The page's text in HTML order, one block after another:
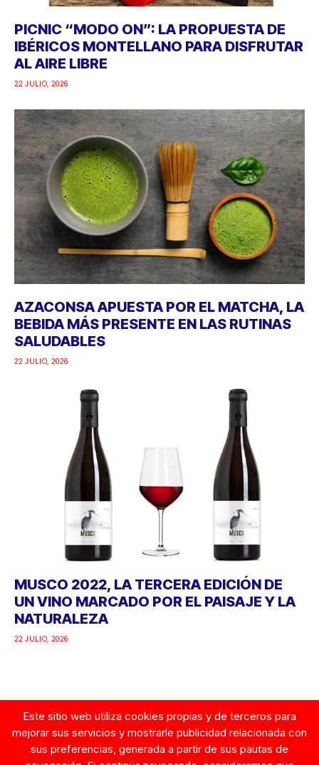
PICNIC “MODO ON”: LA PROPUESTA DE
IBÉRICOS MONTELLANO PARA DISFRUTAR
AL AIRE LIBRE
22 JULIO, 2026
AZACONSA APUESTA POR EL MATCHA, LA
BEBIDA MÁS PRESENTE EN LAS RUTINAS
SALUDABLES
22 JULIO, 2026
MUSCO 2022, LA TERCERA EDICIÓN DE
UN VINO MARCADO POR EL PAISAJE Y LA
NATURALEZA
22 JULIO, 2026
Google
Este sitio web utiliza cookies propias y de terceros para
mejorar sus servicios y mostrarle publicidad relacionada con
sus preferencias, generada a partir de sus pautas de